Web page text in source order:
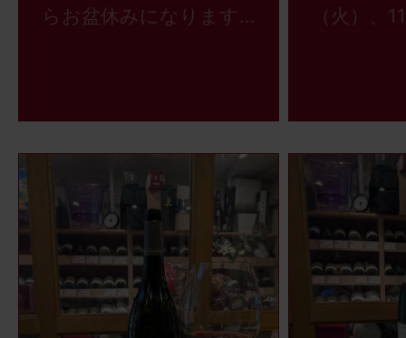
らお盆休みになります...
（火）、